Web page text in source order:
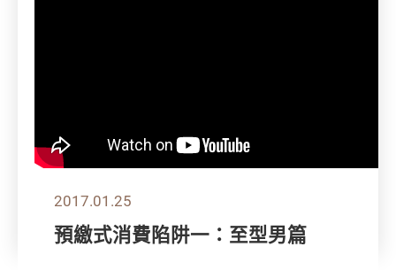
2017.01.25
預繳式消費陷阱一：至型男篇